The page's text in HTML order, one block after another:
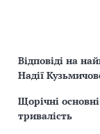
Відповіді на
Надії
Щорічні
тривалість